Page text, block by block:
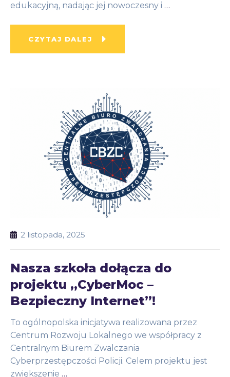
edukacyjną, nadając jej nowoczesny i …
CZYTAJ DALEJ
2 listopada, 2025
Nasza szkoła dołącza do
projektu „CyberMoc –
Bezpieczny Internet”!
To ogólnopolska inicjatywa realizowana przez
Centrum Rozwoju Lokalnego we współpracy z
Centralnym Biurem Zwalczania
Cyberprzestępczości Policji. Celem projektu jest
zwiększenie …